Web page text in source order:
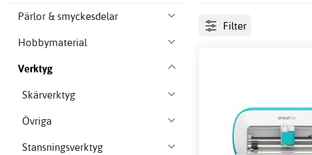
Pärlor & smyckesdelar
Hobbymaterial
Verktyg
Skärverktyg
Övriga
Stansningsverktyg
Filter